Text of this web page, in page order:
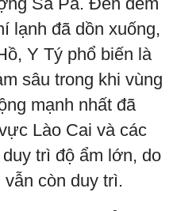
lạnh đã dồn xuống,
Y Tý phổ biến là
sâu trong khi vùng
mạnh nhất đã
Lào Cai và các
trì độ ẩm lớn, do
còn duy trì.